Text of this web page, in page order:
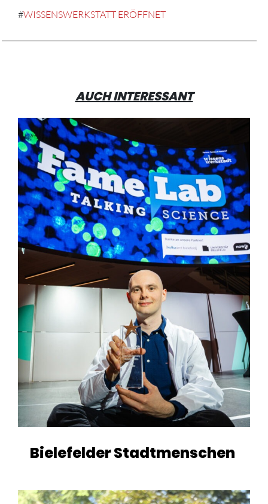
#WISSENSWERKSTATT ERÖFFNET
AUCH INTERESSANT
Bielefelder Stadtmenschen